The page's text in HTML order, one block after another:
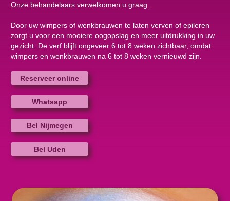
Onze behandelaars verwelkomen u graag.
Door uw wimpers of wenkbrauwen te laten verven of epileren
zorgt u voor een mooiere oogopslag en meer uitdrukking in uw
gezicht. De verf blijft ongeveer 6 tot 8 weken zichtbaar, omdat
wimpers en wenkbrauwen na 6 tot 8 weken vernieuwd zijn.
Reserveer online
Whatsapp
Bel Nijmegen
Bel Uden